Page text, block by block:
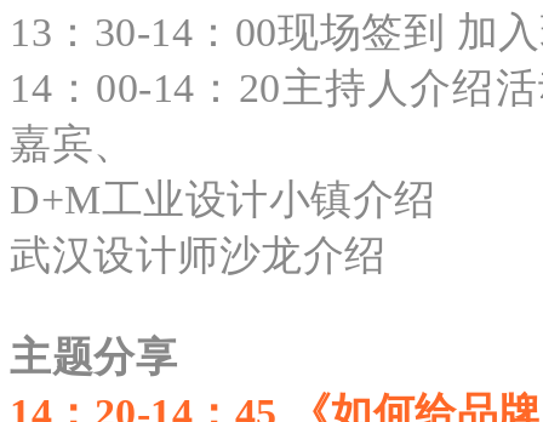
13：30-14：00现场签到 加
14：00-14：20主持人介绍
嘉宾、
D+M工业设计小镇介绍
武汉设计师沙龙介绍
主题分享
14： 20-14：45 《如何给品